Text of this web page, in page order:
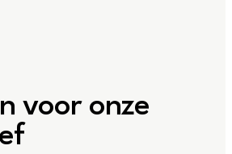
voor onze